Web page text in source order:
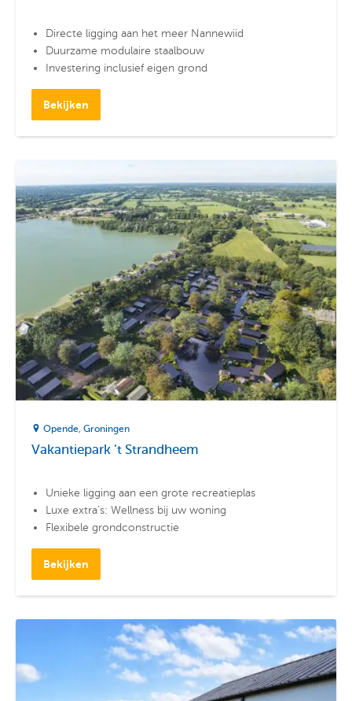
Directe ligging aan het meer Nannewiid
Duurzame modulaire staalbouw
Investering inclusief eigen grond
Bekijken
Opende Groningen
Vakantiepark ’t Strandheem
Unieke ligging aan een grote recreatieplas
Luxe extra’s: Wellness bij uw woning
Flexibele grondconstructie
Bekijken